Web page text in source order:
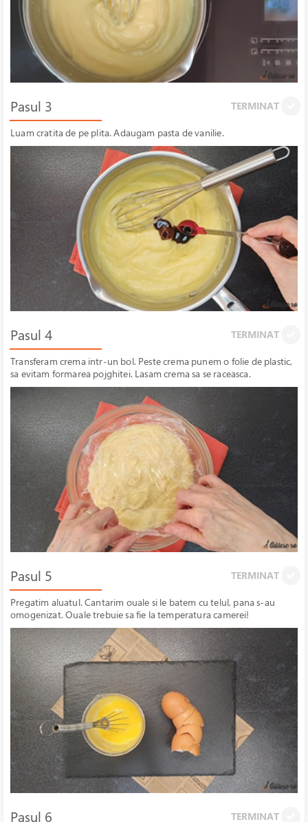
Pasul 3 TERMINAT
Luam cratita de pe plita. Adaugam pasta de vanilie.
Pasul 4 TERMINAT
Transferam crema intr-un bol. Peste crema punem o folie de plastic,
sa evitam formarea pojghitei. Lasam crema sa se raceasca.
Pasul 5 TERMINAT
Pregatim aluatul. Cantarim ouale si le batem cu telul, pana s-au
omogenizat. Ouale trebuie sa fie la temperatura camerei!
Pasul 6 TERMINAT